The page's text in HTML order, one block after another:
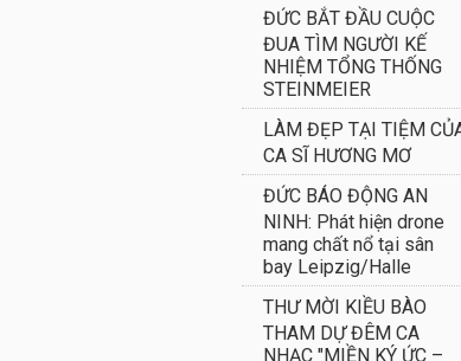
THÔNG BÁO: Hành
khách đi tuyến RE1 lưu ý
– Công trình kéo dài, xe
buýt thay thế tiếp tục
hoạt động
TIN BUỒN: ÔNG
NGUYỄN ĐÌNH HANH
QUA ĐỜI TẠI BERLIN
THÔNG BÁO: MỜI QUÝ
KIỀU BÀO THAM DỰ
ĐÊM NGHỆ THUẬT ĐẶC
BIỆT "GIAI ĐIỆU QUÊ
HƯƠNG" - Mang hồn Việt
đến Berlin – Gìn giữ bản